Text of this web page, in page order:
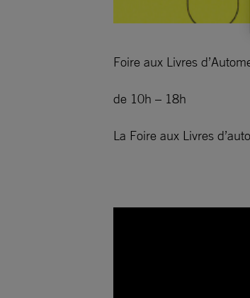
Foire aux Livres
de 10h – 18h
La Foire aux Livres